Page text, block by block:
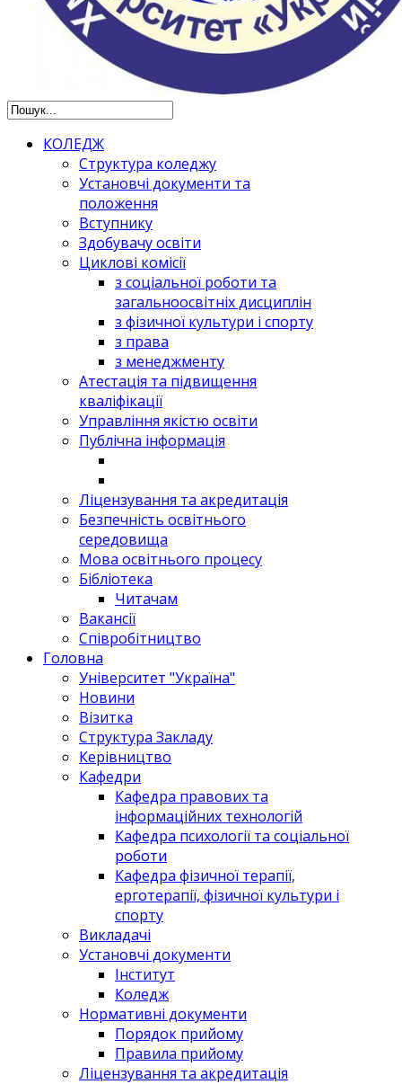
КОЛЕДЖ
Структура коледжу
Установчі документи та
положення
Вступнику
Здобувачу освіти
Циклові комісії
з соціальної роботи та
загальноосвітніх дисциплін
з фізичної культури і спорту
з права
з менеджменту
Атестація та підвищення
кваліфікації
Управління якістю освіти
Публічна інформація
Ліцензування та акредитація
Безпечність освітнього
середовища
Мова освітнього процесу
Бібліотека
Читачам
Вакансії
Співробітництво
Головна
Університет "Україна"
Новини
Візитка
Структура Закладу
Керівництво
Кафедри
Кафедра правових та
інформаційних технологій
Кафедра психології та соціальної
роботи
Кафедра фізичної терапії,
ерготерапії, фізичної культури і
спорту
Викладачі
Установчі документи
Інститут
Коледж
Нормативні документи
Порядок прийому
Правила прийому
Ліцензування та акредитація